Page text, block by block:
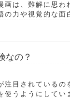
画は、難解に思
の力や視覚的な面
なの？
注目されている
使うようにしてい